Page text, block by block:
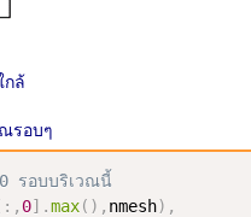
กล้
รอบๆ
รอบบริเวณนี้
: , 0] .max( ) , nmesh) ,